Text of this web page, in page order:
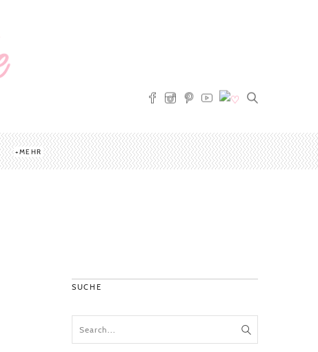
MEHR
SUCHE